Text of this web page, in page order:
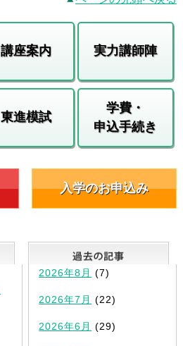
講座案内 実力講師陣
東進模試
学費・
申込手続き
入学のお申込み
最新記事一覧
2026年8月 (7)
2026年7月 (22)
2026年6月 (29)